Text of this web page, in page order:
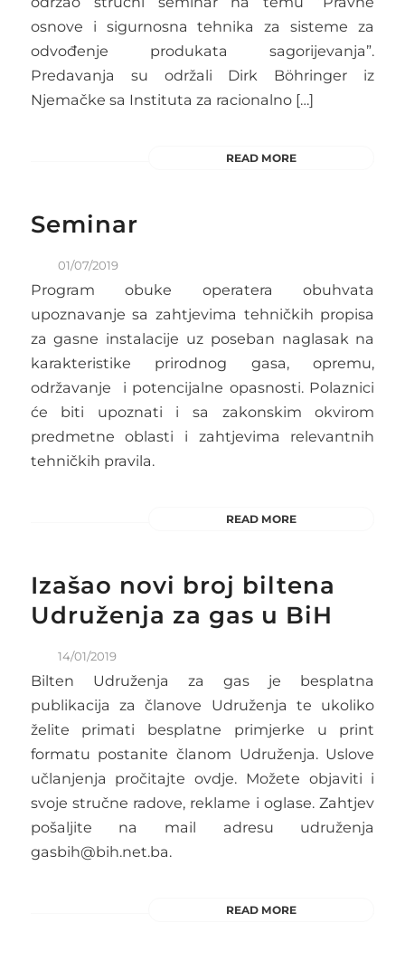
osnove i sigurnosna tehnika za sisteme za
odvođenje produkata sagorijevanja”.
Predavanja su održali Dirk Böhringer iz
Njemačke sa Instituta za racionalno […]
READ MORE
Seminar
01/07/2019
Program obuke operatera obuhvata
upoznavanje sa zahtjevima tehničkih propisa
za gasne instalacije uz poseban naglasak na
karakteristike prirodnog gasa, opremu,
održavanje i potencijalne opasnosti. Polaznici
će biti upoznati i sa zakonskim okvirom
predmetne oblasti i zahtjevima relevantnih
tehničkih pravila.
READ MORE
Izašao novi broj biltena
Udruženja za gas u BiH
14/01/2019
Bilten Udruženja za gas je besplatna
publikacija za članove Udruženja te ukoliko
želite primati besplatne primjerke u print
formatu postanite članom Udruženja. Uslove
učlanjenja pročitajte ovdje. Možete objaviti i
svoje stručne radove, reklame i oglase. Zahtjev
pošaljite na mail adresu udruženja
gasbih@bih.net.ba.
READ MORE